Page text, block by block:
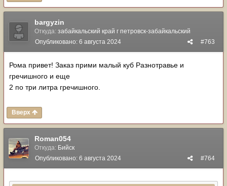
bargyzin
Откуда: забайкальский край г петровск-забайкальский
#763
Опубликовано: 6 августа 2024
Рома привет! Заказ прими малый куб Разнотравье и
гречишного и еще
2 по три литра гречишного.
Вверх
Roman054
Откуда: Бийск
#764
Опубликовано: 6 августа 2024